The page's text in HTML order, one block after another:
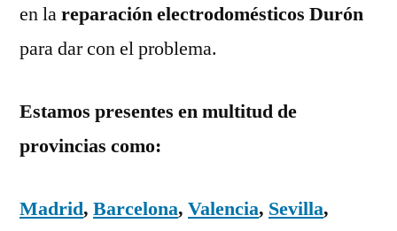
en lareparación electrodomésticos Durón
para dar con el problema.
Estamos presentes en multitud de
provincias como:
Madrid, Barcelona, Valencia, Sevilla,